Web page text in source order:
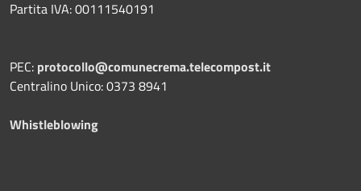
Partita IVA: 00111540191
PEC: protocollo@comunecrema.telecompost.it
Centralino Unico: 0373 8941
Whistleblowing